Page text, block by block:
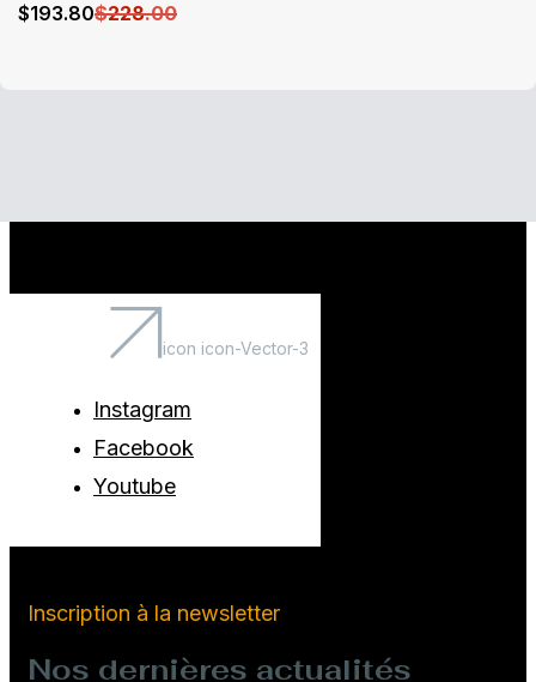
$193.80$228.00
icon icon-Vector-3
Instagram
Facebook
Youtube
Inscription à la newsletter
Nos dernières actualités